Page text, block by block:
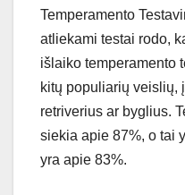
Temperamento
atliekami testai rodo,
išlaiko temperamento
kitų populiarių veislių,
retriverius ar byglius.
siekia apie 87%, o tai
yra apie 83%.